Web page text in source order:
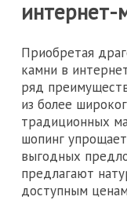
интернет-
Приобретая
камни в
ряд
из более
традиционных
шопинг
выгодных
предлагают
доступным